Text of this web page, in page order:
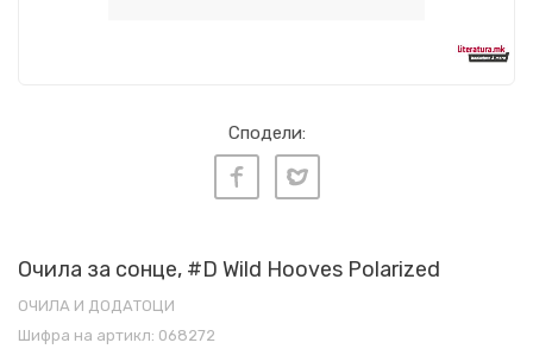
Сподели:
Очила за сонце, #D Wild Hooves Polarized
ОЧИЛА И ДОДАТОЦИ
Шифра на артикл: 068272